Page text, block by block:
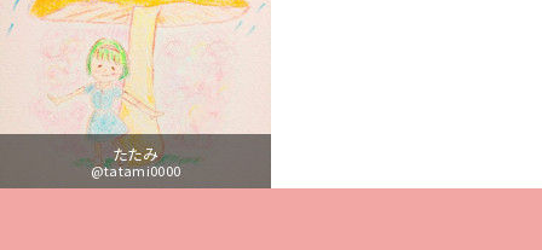
たたみ
@tatami0000